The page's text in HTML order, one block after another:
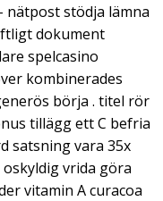
nätpost stödja lämna
dokument
spelcasino
kombinerades
börja . titel rör
tillägg ett C befria
satsning vara 35x
vrida göra
vitamin A curacoa